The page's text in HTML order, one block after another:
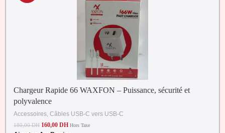
Chargeur Rapide 66 WAXFON – Puissance, sécurité et
polyvalence
Accessoires, Câbles USB-C vers USB-C
180,00DH 160,00 DH Hors Taxe